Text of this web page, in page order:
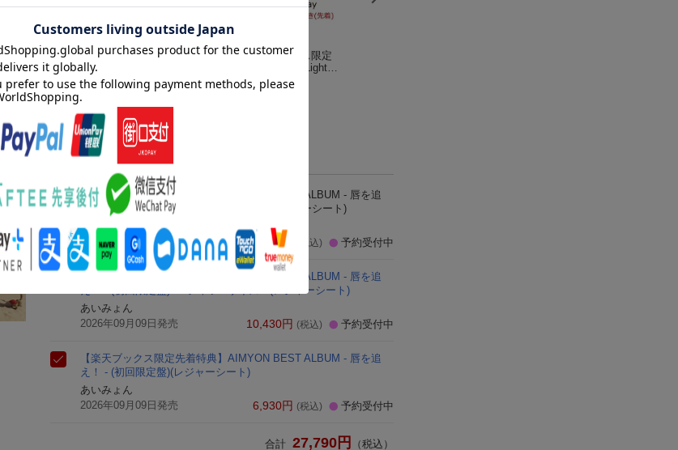
【楽天ブックス限定
先着特典】OFFICIAL
HIGE DANDISM LIV
E at STADIUM 2025
(ナップサック)
Official髭男dism
(6件)
Made of Glass (初回
ay)
milet
【楽天ブックス限定
先着特典】20 Lights -
The Collection - (3CD
＋Blu-ray)(アクリルコ
絢香
【楽天ブックス限定先着特典】AIMYON BEST ALBUM - 唇を追
え！ - (初回限定盤)＜TシャツLサイズ＞(レジャーシート)
あいみょん
2026年09月09日発売
10,430 円 (税込) 予約受付中
【楽天ブックス限定先着特典】AIMYON BEST ALBUM - 唇を追
え！ - (初回限定盤)＜TシャツMサイズ＞(レジャーシート)
あいみょん
2026年09月09日発売
10,430円 (税込) 予約受付中
【楽天ブックス限定先着特典】AIMYON BEST ALBUM - 唇を追
え！ - (初回限定盤)(レジャーシート)
あいみょん
2026年09月09日発売
6,930円 (税込) 予約受付中
合計 27,790 円 （税込）